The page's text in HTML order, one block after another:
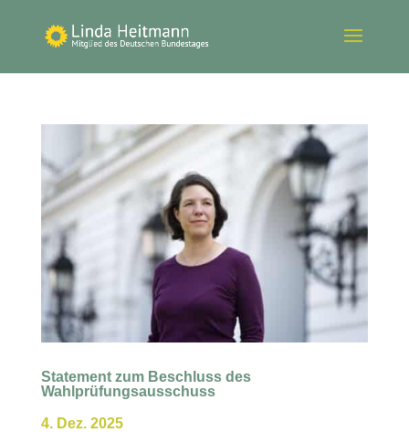
Statement zum Beschluss des
Wahlprüfungsausschuss
4. Dez. 2025